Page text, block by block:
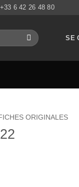
+33 6 42 26 48 80
SE
ORIGINALES